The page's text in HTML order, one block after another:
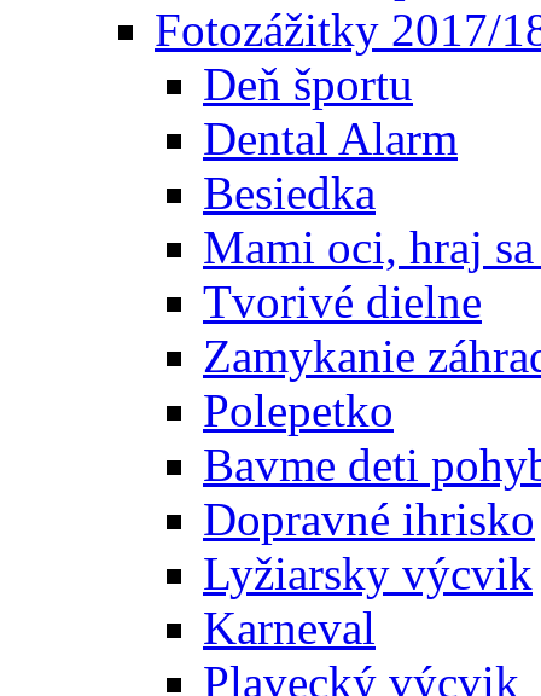
Fotozážitky 2017/
Deň športu
Dental Alarm
Besiedka
Mami oci, hraj
Tvorivé dielne
Zamykanie
Polepetko
Bavme deti
Dopravné ihrisko
Lyžiarsky výcvik
Karneval
Plavecký výcvik